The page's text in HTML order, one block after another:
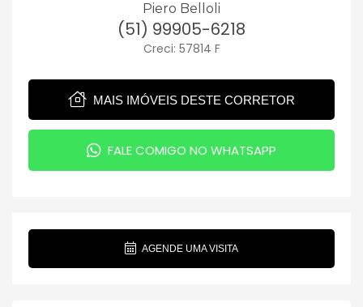
Piero Belloli
(51) 99905-6218
Creci: 57814 F
MAIS IMÓVEIS DESTE CORRETOR
FALE COMIGO NO WHATSAPP
AGENDE UMA VISITA